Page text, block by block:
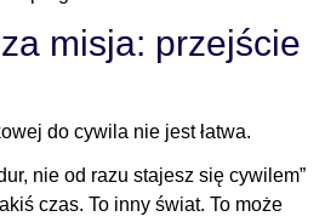
misja: przejście
do cywila nie jest łatwa.
nie od razu stajesz się cywilem”
czas. To inny świat. To może